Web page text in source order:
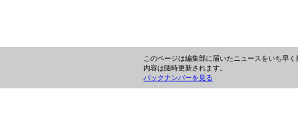
このページは編集部に届いたニュースをいち早く
内容は随時更新されます。
バックナンバーを見る